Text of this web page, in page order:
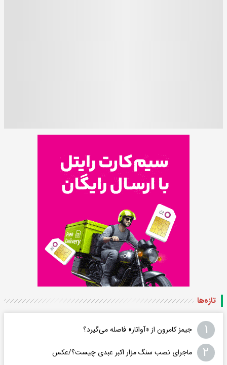
تازه‌ها
۱ جیمز کامرون از «آواتار» فاصله می‌گیرد؟
۲ ماجرای نصب سنگ مزار اکبر عبدی چیست؟/عکس